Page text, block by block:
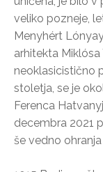
veliko pozneje,
Menyhért
arhitekta
neoklasicistično
stoletja, se je
Ferenca
decembra 2021
še vedno